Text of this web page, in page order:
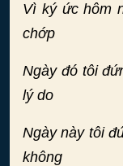
Vì ký ức hôm
chớp
Ngày đó tôi
lý do
Ngày này tôi
không